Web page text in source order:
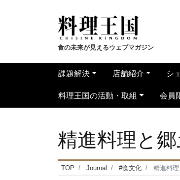
食の未来が見えるウェブマガジン
課題解決 店舗紹介 シ
料理王国の活動・取組 会員
精進料理と
TOP Journal #食文化 精進料